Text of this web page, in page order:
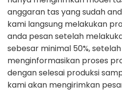
anggaran tas yang sudah
kami langsung melakukan
anda pesan setelah
sebesar minimal 50%,
menginformasikan proses
dengan selesai produksi
kami akan mengirimkan